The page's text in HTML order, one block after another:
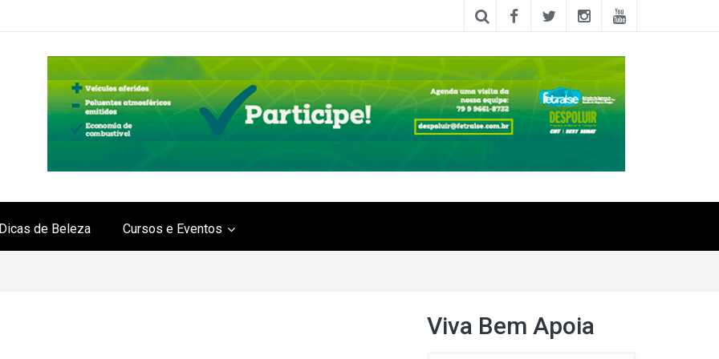
Dicas de Beleza Cursos e Eventos
Viva Bem Apoia